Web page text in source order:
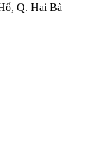
Q. Hai Bà